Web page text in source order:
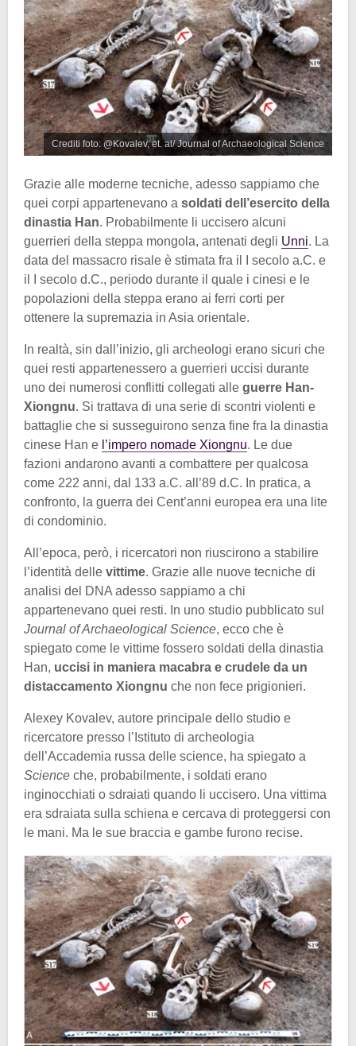
Crediti foto: @Kovalev, et. al/ Journal of Archaeological Science
Grazie alle moderne tecniche, adesso sappiamo che
quei corpi appartenevano a soldati dell’esercito della
dinastia Han. Probabilmente li uccisero alcuni
guerrieri della steppa mongola, antenati degli Unni. La
data del massacro risale è stimata fra il I secolo a.C. e
il I secolo d.C., periodo durante il quale i cinesi e le
popolazioni della steppa erano ai ferri corti per
ottenere la supremazia in Asia orientale.
In realtà, sin dall’inizio, gli archeologi erano sicuri che
quei resti appartenessero a guerrieri uccisi durante
uno dei numerosi conflitti collegati alle guerre Han-
Xiongnu. Si trattava di una serie di scontri violenti e
battaglie che si susseguirono senza fine fra la dinastia
cinese Han e l’impero nomade Xiongnu. Le due
fazioni andarono avanti a combattere per qualcosa
come 222 anni, dal 133 a.C. all’89 d.C. In pratica, a
confronto, la guerra dei Cent’anni europea era una lite
di condominio.
All’epoca, però, i ricercatori non riuscirono a stabilire
l’identità delle vittime. Grazie alle nuove tecniche di
analisi del DNA adesso sappiamo a chi
appartenevano quei resti. In uno studio pubblicato sul
Journal of Archaeological Science, ecco che è
spiegato come le vittime fossero soldati della dinastia
Han, uccisi in maniera macabra e crudele da un
distaccamento Xiongnu che non fece prigionieri.
Alexey Kovalev, autore principale dello studio e
ricercatore presso l’Istituto di archeologia
dell’Accademia russa delle science, ha spiegato a
Science che, probabilmente, i soldati erano
inginocchiati o sdraiati quando li uccisero. Una vittima
era sdraiata sulla schiena e cercava di proteggersi con
le mani. Ma le sue braccia e gambe furono recise.